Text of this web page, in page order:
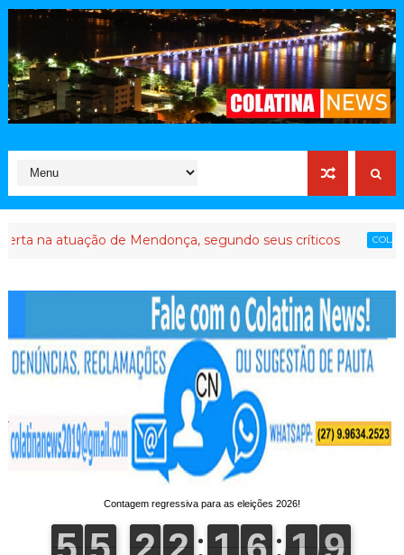
de Mendonça, segundo seus críticos COLATINA Até